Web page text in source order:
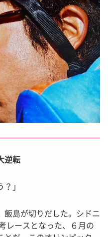
逆転
」
島が切りだした。シドニ
レースとなった、６月の